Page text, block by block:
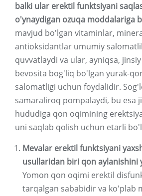
balki ular erektil funktsiyani
o'ynaydigan ozuqa moddalariga
mavjud bo'lgan vitaminlar,
antioksidantlar umumiy
quvvatlaydi va ular, ayniqsa,
bevosita bog'liq bo'lgan yurak-
salomatligi uchun foydalidir.
samaraliroq pompalaydi, bu esa
hududiga qon oqimining
uni saqlab qolish uchun etarli
Mevalar erektil funktsiyani
usullaridan biri qon aylanishini
Yomon qon oqimi erektil
tarqalgan sababidir va ko'plab